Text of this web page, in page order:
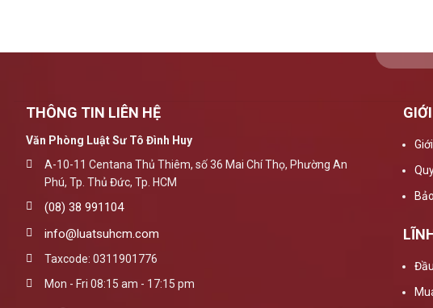
THÔNG TIN LIÊN HỆ
Văn Phòng Luật Sư Tô Đình Huy
A-10-11 Centana Thủ Thiêm, số 36 Mai Chí Thọ, Phường An
Phú, Tp. Thủ Đức, Tp. HCM
(08) 38 991104
info@luatsuhcm.com
Taxcode: 0311901776
Mon - Fri 08:15 am - 17:15 pm